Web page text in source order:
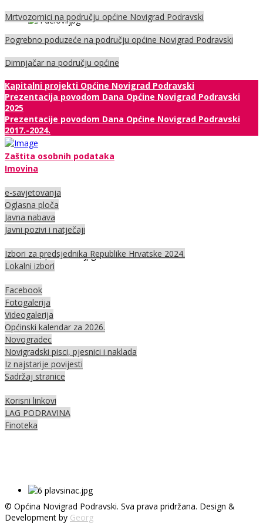
Mrtvozornici na području općine Novigrad Podravski
Pogrebno poduzeće na području općine Novigrad Podravski
Dimnjačar na području općine
Kapitalni projekti Općine Novigrad Podravski
Prezentacija povodom Dana Općine Novigrad Podravski
2025
Prezentacije povodom Dana Općine Novigrad Podravski
2017.-2024.
Zaštita osobnih podataka
Imovina
e-savjetovanja
Oglasna ploča
Javna nabava
Javni pozivi i natječaji
Izbori za predsjednika Republike Hrvatske 2024.
Lokalni izbori
Facebook
Fotogalerija
Videogalerija
Općinski kalendar za 2026.
Novogradec
Novigradski pisci, pjesnici i naklada
Iz najstarije povijesti
Sadržaj stranice
Korisni linkovi
LAG PODRAVINA
Finoteka
© Općina Novigrad Podravski. Sva prava pridržana. Design &
Development by Georg